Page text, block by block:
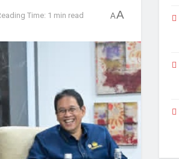
Time: 1 min read AA